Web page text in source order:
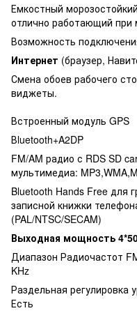
Емкостный
отлично работающий при
Возможность
Интернет (браузер,
Смена обоев рабочего
виджеты.
Встроенный модуль GPS
Вluetooth+A2DP
FM/AM радио с RDS SD
мультимедиа:
Bluetooth Hands Free для
записной книжки
(PAL/NTSC/SECAM)
Выходная мощность
Диапазон Радиочастот
KHz
Раздельная регулировка
Есть